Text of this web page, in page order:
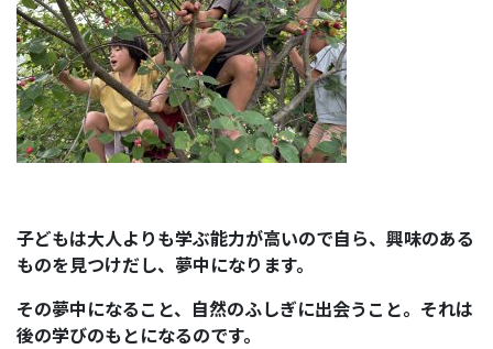
子どもは大人よりも学ぶ能力が高いので自ら、興味のある
ものを見つけだし、夢中になります。
その夢中になること、自然のふしぎに出会うこと。それは
後の学びのもとになるのです。